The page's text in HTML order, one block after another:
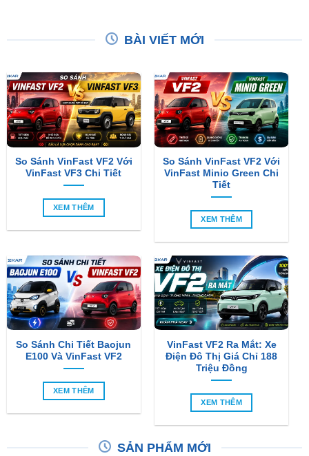
BÀI VIẾT MỚI
So Sánh VinFast VF2 Với
VinFast VF3 Chi Tiết
XEM THÊM
So Sánh VinFast VF2 Với
VinFast Minio Green Chi
Tiết
XEM THÊM
So Sánh Chi Tiết Baojun
E100 Và VinFast VF2
XEM THÊM
VinFast VF2 Ra Mắt: Xe
Điện Đô Thị Giá Chỉ 188
Triệu Đồng
XEM THÊM
SẢN PHẨM MỚI